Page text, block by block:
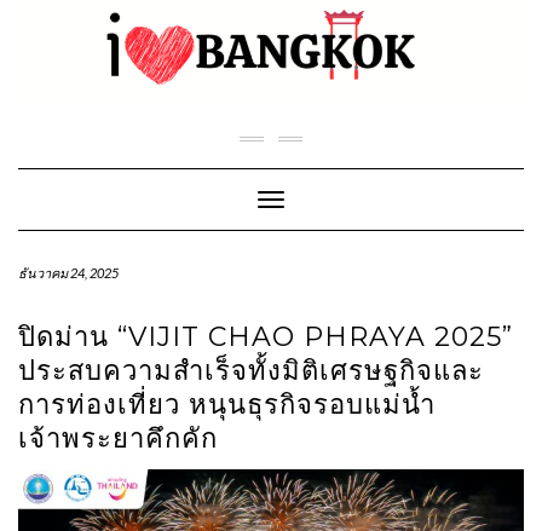
Toggle Navigation
ธันวาคม 24, 2025
ปิดม่าน “VIJIT CHAO PHRAYA 2025”
ประสบความสำเร็จทั้งมิติเศรษฐกิจและ
การท่องเที่ยว หนุนธุรกิจรอบแม่น้ำ
เจ้าพระยาคึกคัก